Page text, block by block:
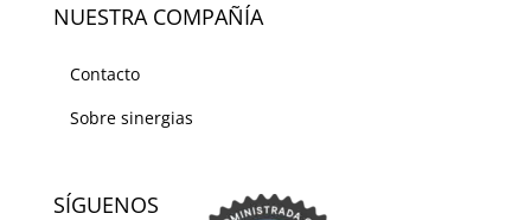
NUESTRA COMPAÑÍA
Contacto
Sobre sinergias
SÍGUENOS